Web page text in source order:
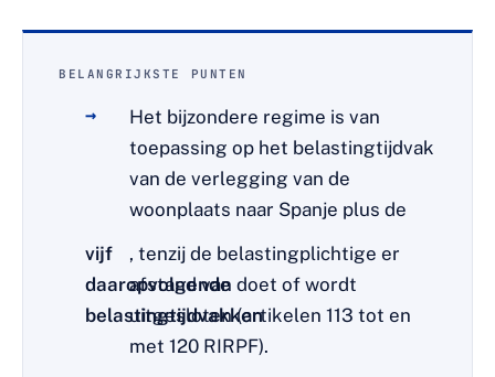
BELANGRIJKSTE PUNTEN
Het bijzondere regime is van
toepassing op het belastingtijdvak
van de verlegging van de
woonplaats naar Spanje plus de
vijf
daaropvolgende
belastingtijdvakken
, tenzij de belastingplichtige er
afstand van doet of wordt
uitgesloten (artikelen 113 tot en
met 120 RIRPF).